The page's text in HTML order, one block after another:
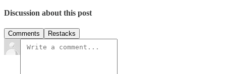
Discussion about this post
Comments Restacks